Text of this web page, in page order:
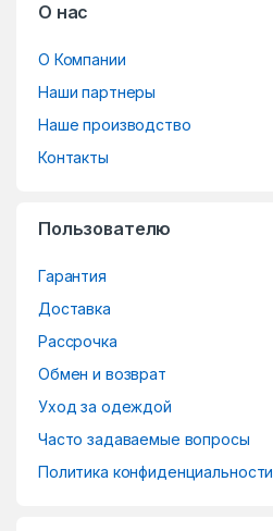
О нас
О Компании
Наши партнеры
Наше производство
Контакты
Пользователю
Гарантия
Доставка
Рассрочка
Обмен и возврат
Уход за одеждой
Часто задаваемые вопросы
Политика конфиденциальности